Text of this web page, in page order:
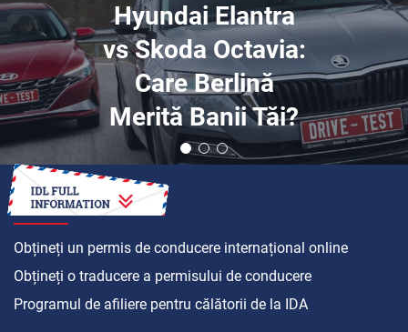
Hyundai Elantra
vs Skoda Octavia:
Care Berlină
Merită Banii Tăi?
CUM SĂ
Obțineți un permis de conducere internațional online
Obțineți o traducere a permisului de conducere
Programul de afiliere pentru călătorii de la IDA